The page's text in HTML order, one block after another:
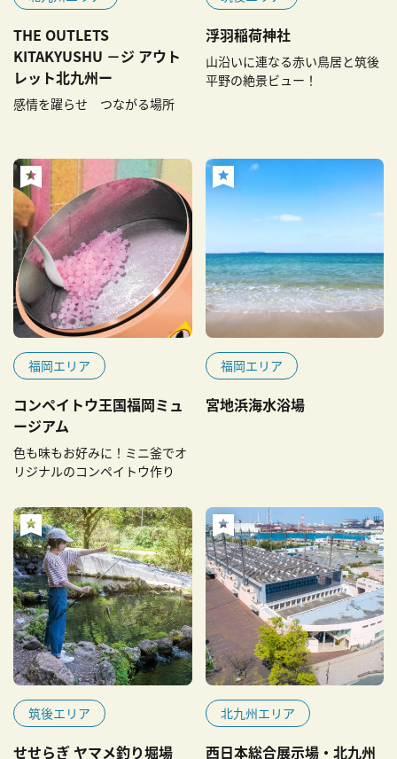
THE OUTLETS
KITAKYUSHU －ジ アウト
レット北九州ー
感情を躍らせ つながる場所
浮羽稲荷神社
山沿いに連なる赤い鳥居と筑後
平野の絶景ビュー！
福岡エリア
コンペイトウ王国福岡ミュ
ージアム
色も味もお好みに！ミニ釜でオ
リジナルのコンペイトウ作り
福岡エリア
宮地浜海水浴場
筑後エリア
せせらぎ ヤマメ釣り堀場
北九州エリア
西日本総合展示場・北九州